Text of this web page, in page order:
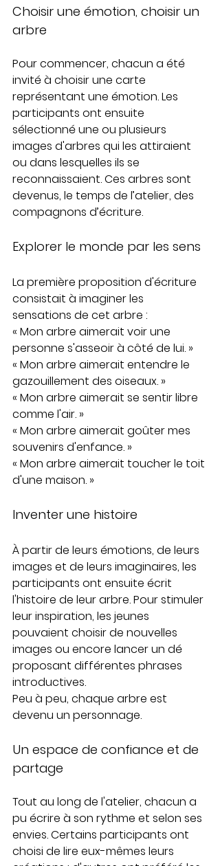
Choisir une émotion, choisir un
arbre
Pour commencer, chacun a été
invité à choisir une carte
représentant une émotion. Les
participants ont ensuite
sélectionné une ou plusieurs
images d'arbres qui les attiraient
ou dans lesquelles ils se
reconnaissaient. Ces arbres sont
devenus, le temps de l’atelier, des
compagnons d’écriture.
Explorer le monde par les sens
La première proposition d'écriture
consistait à imaginer les
sensations de cet arbre :
« Mon arbre aimerait voir une
personne s'asseoir à côté de lui. »
« Mon arbre aimerait entendre le
gazouillement des oiseaux. »
« Mon arbre aimerait se sentir libre
comme l'air. »
« Mon arbre aimerait goûter mes
souvenirs d'enfance. »
« Mon arbre aimerait toucher le toit
d'une maison. »
Inventer une histoire
À partir de leurs émotions, de leurs
images et de leurs imaginaires, les
participants ont ensuite écrit
l'histoire de leur arbre. Pour stimuler
leur inspiration, les jeunes
pouvaient choisir de nouvelles
images ou encore lancer un dé
proposant différentes phrases
introductives.
Peu à peu, chaque arbre est
devenu un personnage.
Un espace de confiance et de
partage
Tout au long de l'atelier, chacun a
pu écrire à son rythme et selon ses
envies. Certains participants ont
choisi de lire eux-mêmes leurs